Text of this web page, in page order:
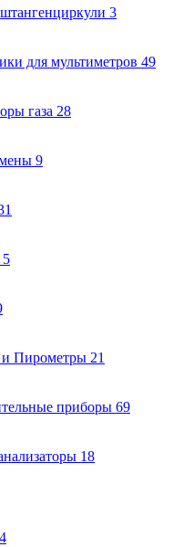
3
для мультиметров 49
газа 28
9
5
и Пирометры 21
приборы 69
18